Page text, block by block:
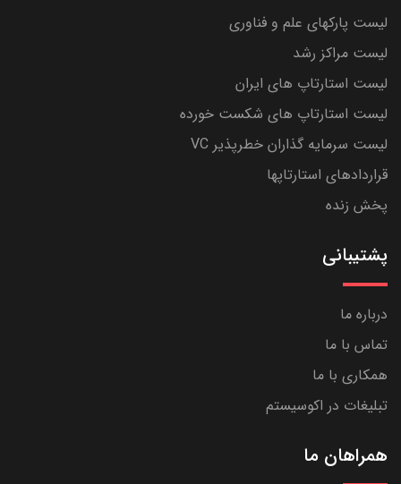
لیست پارکهای علم و فناوری
لیست مراکز رشد
لیست استارتاپ های ایران
لیست استارتاپ های شکست خورده
لیست سرمایه گذاران خطرپذیر VC
قراردادهای استارتاپها
پخش زنده
پشتیبانی
درباره ما
تماس با ما
همکاری با ما
تبلیغات در اکوسیستم
همراهان ما